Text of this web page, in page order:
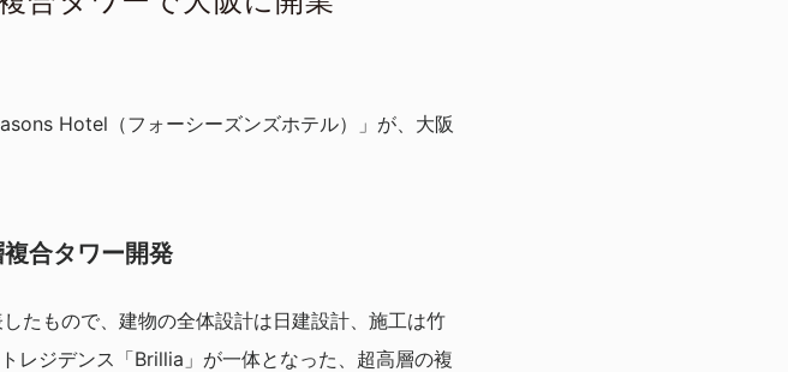
Hotel（フォーシーズンズホテル）」が、大阪
合タワー開発
たもので、建物の全体設計は日建設計、施工は竹
レジデンス「Brillia」が一体となった、超高層の複